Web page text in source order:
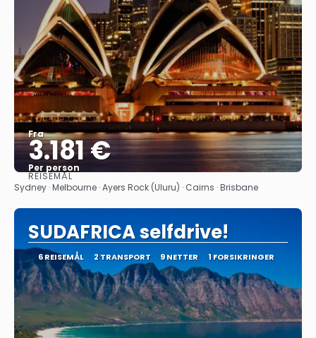
Fra
3.181 €
Per person
Se
REISEMÅL
Sydney · Melbourne · Ayers Rock (Uluru) · Cairns · Brisbane
SUDAFRICA selfdrive!
6 REISEMÅL 2 TRANSPORT 9 NETTER 1 FORSIKRINGER